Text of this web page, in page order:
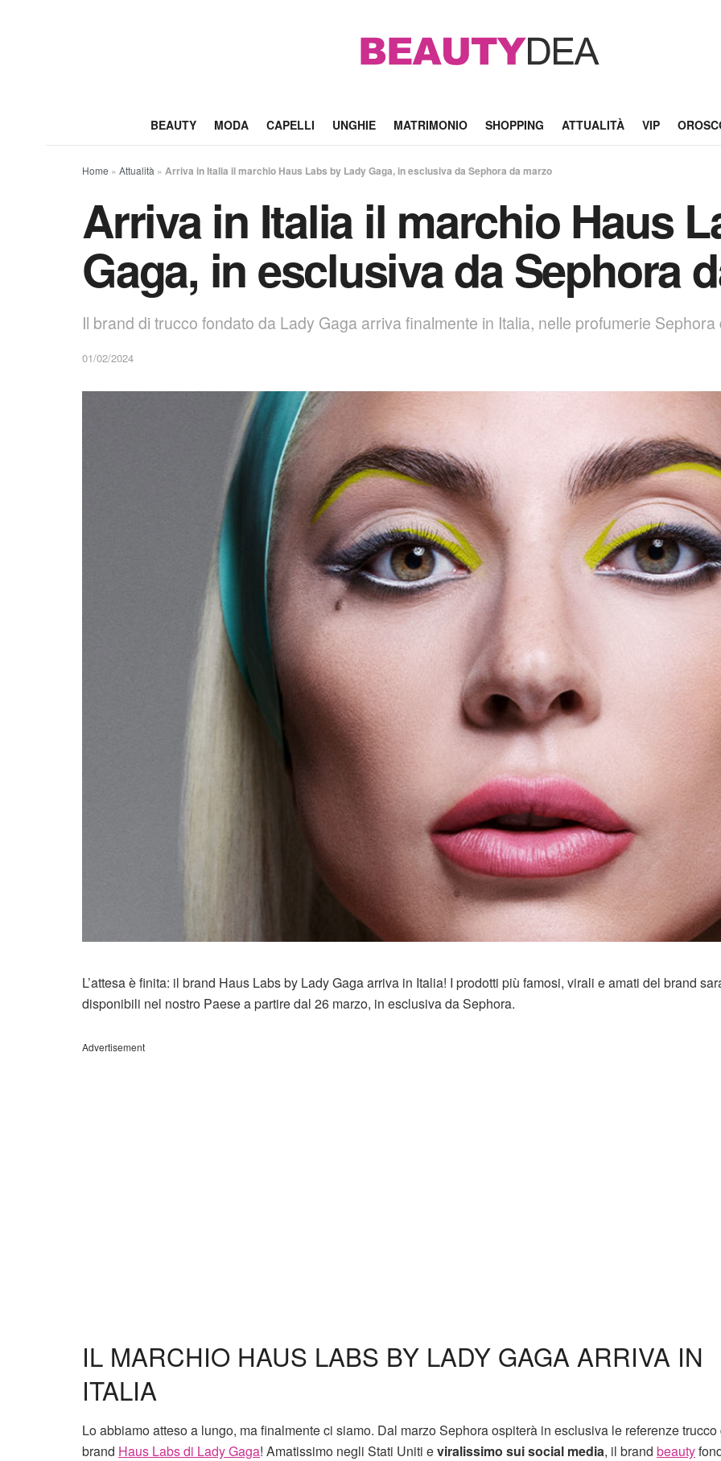
BEAUTY MODA CAPELLI UNGHIE MATRIMONIO SHOPPING ATTUALITÀ VIP
Home » Attualità » Arriva in Italia il marchio Haus Labs by Lady Gaga, in esclusiva da Sephora da marzo
Arriva in Italia il marchio Haus
Gaga, in esclusiva da Sephora
Il brand di trucco fondato da Lady Gaga arriva finalmente in Italia, nelle profumerie
01/02/2024
L’attesa è finita: il brand Haus Labs by Lady Gaga arriva in Italia! I prodotti più famosi, virali e amati del brand
disponibili nel nostro Paese a partire dal 26 marzo, in esclusiva da Sephora.
Advertisement
IL MARCHIO HAUS LABS BY LADY GAGA ARRIVA IN
ITALIA
Lo abbiamo atteso a lungo, ma finalmente ci siamo. Dal marzo Sephora ospiterà in esclusiva le referenze trucco
brand Haus Labs di Lady Gaga! Amatissimo negli Stati Uniti eviralissimo sui social media, il brand beauty